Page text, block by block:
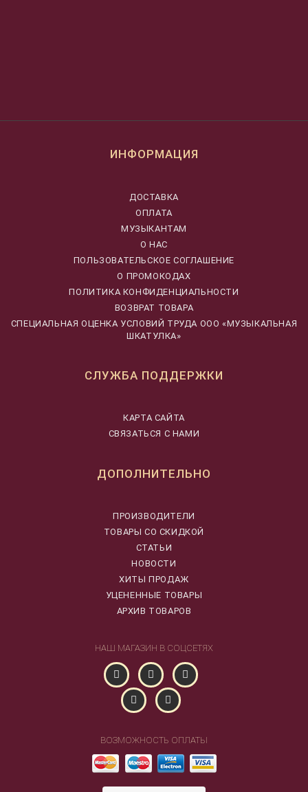
ИНФОРМАЦИЯ
ДОСТАВКА
ОПЛАТА
МУЗЫКАНТАМ
О НАС
ПОЛЬЗОВАТЕЛЬСКОЕ СОГЛАШЕНИЕ
О ПРОМОКОДАХ
ПОЛИТИКА КОНФИДЕНЦИАЛЬНОСТИ
ВОЗВРАТ ТОВАРА
CПЕЦИАЛЬНАЯ ОЦЕНКА УСЛОВИЙ ТРУДА ООО «МУЗЫКАЛЬНАЯ
ШКАТУЛКА»
СЛУЖБА ПОДДЕРЖКИ
КАРТА САЙТА
СВЯЗАТЬСЯ С НАМИ
ДОПОЛНИТЕЛЬНО
ПРОИЗВОДИТЕЛИ
ТОВАРЫ СО СКИДКОЙ
СТАТЬИ
НОВОСТИ
ХИТЫ ПРОДАЖ
УЦЕНЕННЫЕ ТОВАРЫ
АРХИВ ТОВАРОВ
НАШ МАГАЗИН В СОЦСЕТЯХ
ВОЗМОЖНОСТЬ ОПЛАТЫ